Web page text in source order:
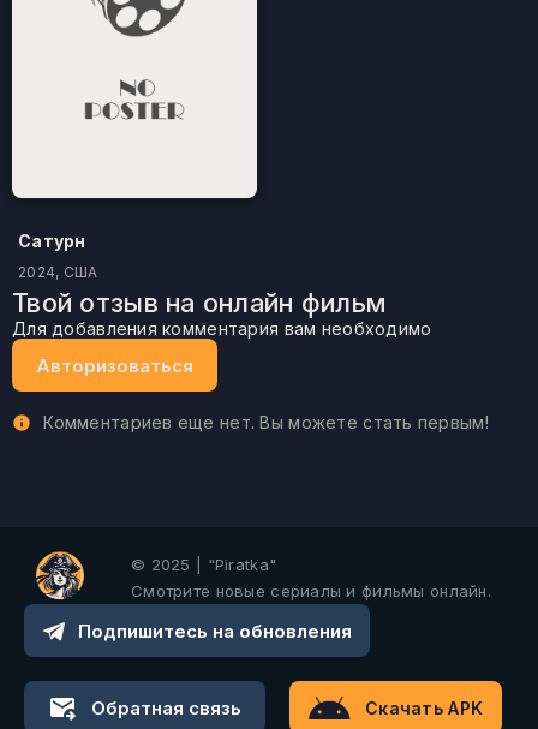
Сатурн
2024, США
Твой отзыв на онлайн фильм
Для добавления комментария вам необходимо
Авторизоваться
Комментариев еще нет. Вы можете стать первым!
© 2025 | "Piratka"
Смотрите новые сериалы и фильмы онлайн.
Подпишитесь на обновления
Обратная связь Скачать APK